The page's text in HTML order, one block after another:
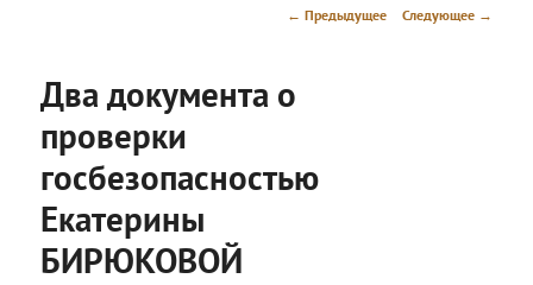
Навигация
← Предыдущее Следующее →
Два документа о
проверки
госбезопасностью
Екатерины
БИРЮКОВОЙ